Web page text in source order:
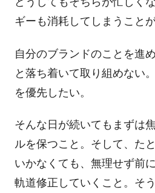
ギーも消耗してしまうこと
自分のブランドのことを進
と落ち着いて取り組めない
を優先したい。
そんな日が続いてもまずは
ルを保つこと。そして、た
いかなくても、無理せず前
軌道修正していくこと。そ